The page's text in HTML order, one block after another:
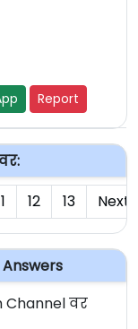
Report
12 13 Next
Answers
वर